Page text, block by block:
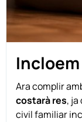
Ara complir
costarà res,
civil familiar